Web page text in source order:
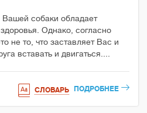
Вашей собаки обладает
Однако, согласно
не то, что заставляет Вас и
вставать и двигаться....
СЛОВАРЬ ПОДРОБНЕЕ